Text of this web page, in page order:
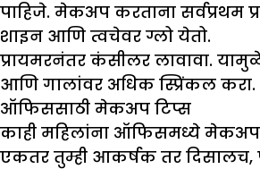
पाहिजे. मेकअप करताना सर्वप्रथम
शाइन आणि त्वचेवर ग्लो येतो.
प्रायमरनंतर कंसीलर लावावा.
आणि गालांवर अधिक स्प्रिंकल
ऑफिससाठी मेकअप टिप्स
काही महिलांना ऑफिसमध्ये
एकतर तुम्ही आकर्षक तर दिसालच,